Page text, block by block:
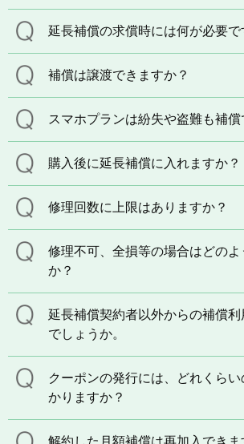
延長補償の求償時には何が必要で
補償は譲渡できますか？
スマホプランは紛失や盗難も補償
購入後に延長補償に入れますか？
修理回数に上限はありますか？
修理不可、全損等の場合はどの
か？
延長補償契約者以外からの補償
でしょうか。
クーポンの発行には、どれくら
かりますか？
解約した月額補償は再加入できま